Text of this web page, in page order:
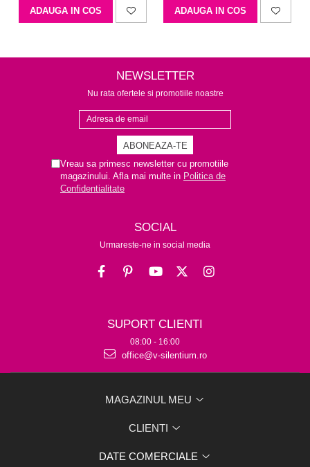
ADAUGA IN COS ADAUGA IN COS
NEWSLETTER
Nu rata ofertele si promotiile noastre
Vreau sa primesc newsletter cu promotiile
magazinului. Afla mai multe in Politica de
Confidentialitate
SOCIAL
Urmareste-ne in social media
SUPORT CLIENTI
08:00 - 16:00
office@v-silentium.ro
MAGAZINUL MEU
CLIENTI
DATE COMERCIALE